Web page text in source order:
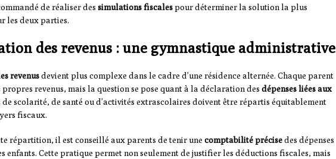
de réaliser des simulations fiscalespour déterminer la solution la plus
les deux parties.
des revenus : une gymnastique administrative
revenusdevient plus complexe dans le cadre d’une résidence alternée. Chaque parent
revenus, mais la question se pose quant à la déclaration des dépenses liées aux
de scolarité, de santé ou d’activités extrascolaires doivent être répartis équitablement
fiscaux.
répartition, il est conseillé aux parents de tenir une comptabilité précisedes dépenses
enfants. Cette pratique permet non seulement de justifier les déductions fiscales, mais